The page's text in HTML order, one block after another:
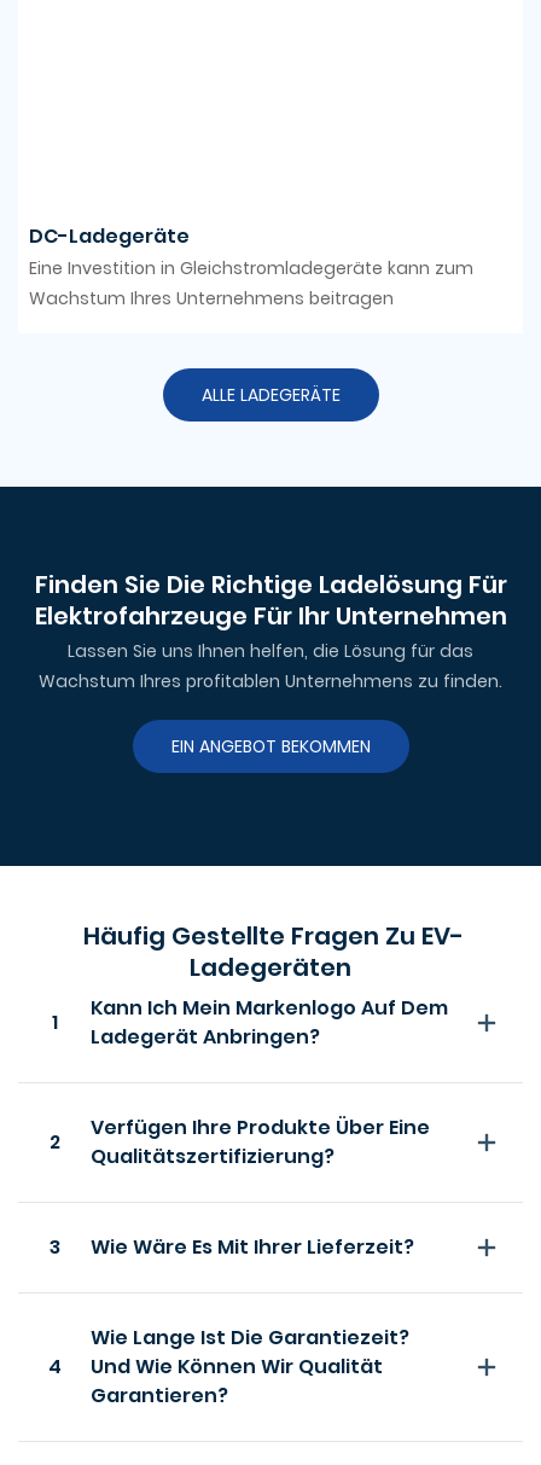
DC-Ladegeräte
Eine Investition in Gleichstromladegeräte kann zum
Wachstum Ihres Unternehmens beitragen
ALLE LADEGERÄTE
Finden Sie Die Richtige Ladelösung Für
Elektrofahrzeuge Für Ihr Unternehmen
Lassen Sie uns Ihnen helfen, die Lösung für das
Wachstum Ihres profitablen Unternehmens zu finden.
EIN ANGEBOT BEKOMMEN
Häufig Gestellte Fragen Zu EV-
Ladegeräten
1
Kann Ich Mein Markenlogo Auf Dem
Ladegerät Anbringen?
2
Verfügen Ihre Produkte Über Eine
Qualitätszertifizierung?
3 Wie Wäre Es Mit Ihrer Lieferzeit?
4
Wie Lange Ist Die Garantiezeit?
Und Wie Können Wir Qualität
Garantieren?